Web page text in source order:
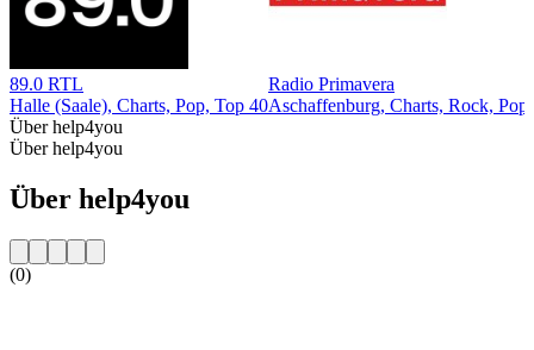
89.0 RTL
Halle (Saale), Charts, Pop, Top 40
Radio Primavera
Aschaffenburg, Charts, Rock,
Über help4you
Über help4you
Über help4you
(0)